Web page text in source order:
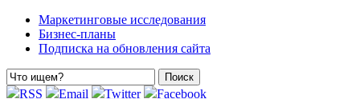
Маркетинговые исследования
Бизнес-планы
Подписка на обновления сайта
RSS Email Twitter Facebook